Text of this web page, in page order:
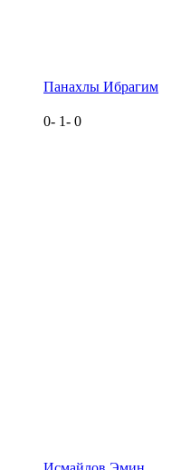
Панахлы Ибрагим
0- 1- 0